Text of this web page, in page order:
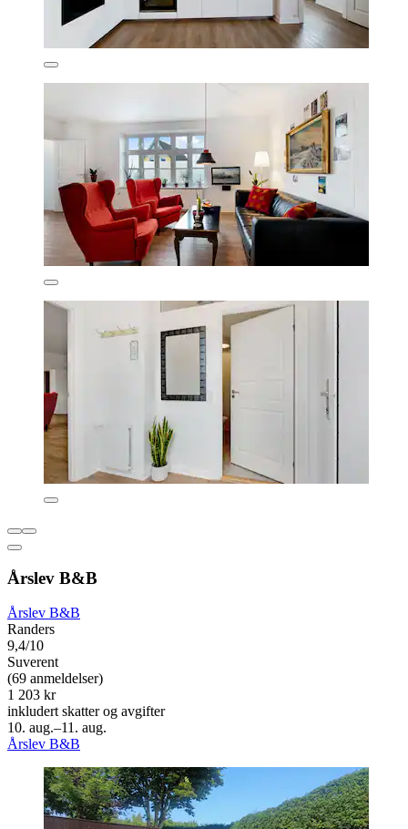
Årslev B&B
Årslev B&B
Randers
9,4/10
Suverent
(69 anmeldelser)
1 203 kr
inkludert skatter og avgifter
10. aug.–11. aug.
Årslev B&B